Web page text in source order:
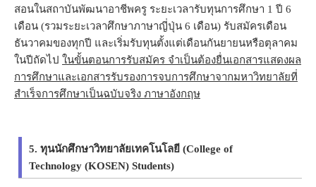
สอนในสถาบันพัฒนาอาชีพครู ระยะเวลารับทุนการศึกษา 1 ปี 6
เดือน (รวมระยะเวลาศึกษาภาษาญี่ปุ่น 6 เดือน) รับสมัครเดือน
ธันวาคมของทุกปี และเริ่มรับทุนตั้งแต่เดือนกันยายนหรือตุลาคม
ในปีถัดไป
ในขั้นตอนการรับสมัคร จำเป็นต้องยื่นเอกสารแสดงผล
การศึกษาและเอกสารรับรองการจบการศึกษาจากมหาวิทยาลัยที่
สำเร็จการศึกษาเป็นฉบับจริง ภาษาอังกฤษ
5. ทุนนักศึกษาวิทยาลัยเทคโนโลยี (College of
Technology (KOSEN) Students)